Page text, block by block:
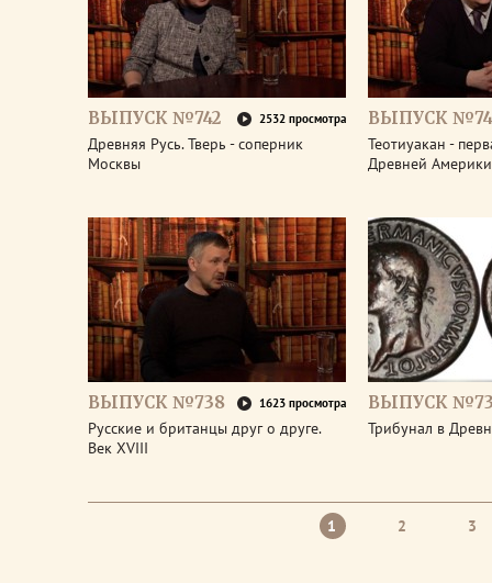
ВЫПУСК №742 2532 просмотра
Древняя Русь. Тверь - соперник
Москвы
ВЫПУСК
Теотиуакан -
Древней Америки
ВЫПУСК №738 1623 просмотра
Русские и британцы друг о друге.
Век XVIII
ВЫПУСК
Трибунал в
1 2 3